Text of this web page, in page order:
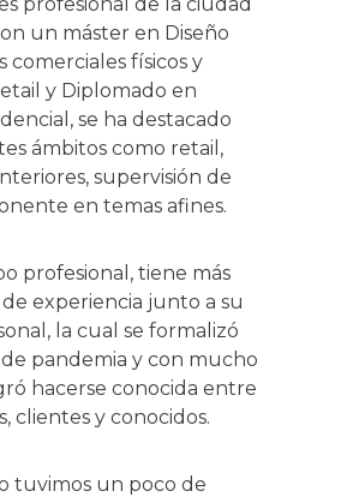
un máster en Diseño
comerciales físicos y
y Diplomado en
se ha destacado
ámbitos como retail,
supervisión de
en temas afines.
profesional, tiene más
de experiencia junto a su
la cual se formalizó
pandemia y con mucho
hacerse conocida entre
clientes y conocidos.
tuvimos un poco de